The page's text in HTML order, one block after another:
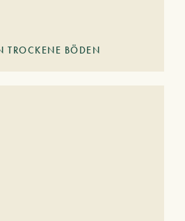
TROCKENE BÖDEN